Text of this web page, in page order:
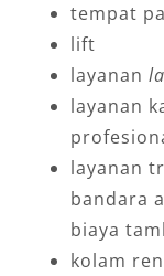
tempat
lift
layanan
layanan
layanan
bandara
biaya
kolam